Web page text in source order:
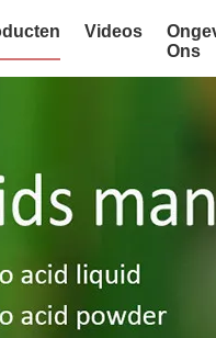
Videos
Ons